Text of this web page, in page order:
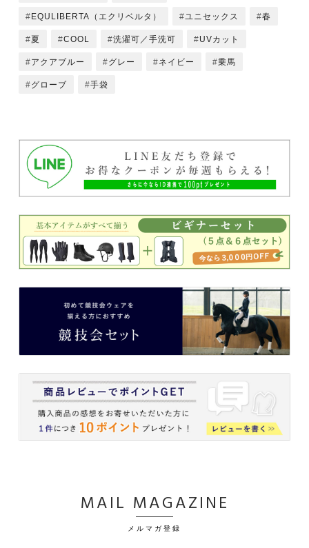
EQULIBERTA（エクリベルタ） ユニセックス 春
夏 COOL 洗濯可／手洗可 UVカット
アクアブルー グレー ネイビー 乗馬
グローブ 手袋
MAIL MAGAZINE
メルマガ登録